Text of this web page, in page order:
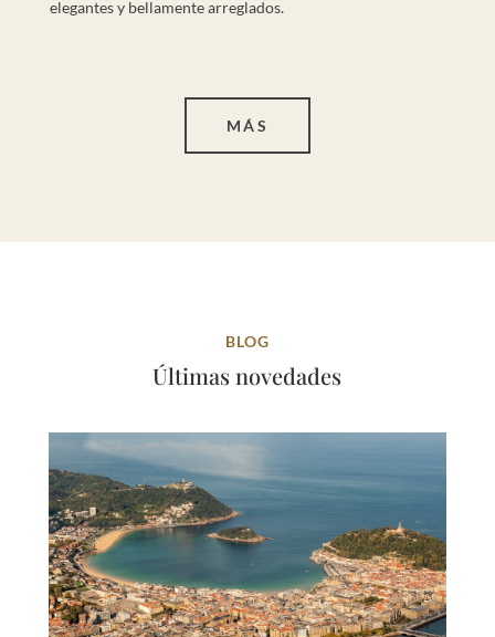
elegantes y bellamente arreglados.
MÁS
BLOG
Últimas novedades